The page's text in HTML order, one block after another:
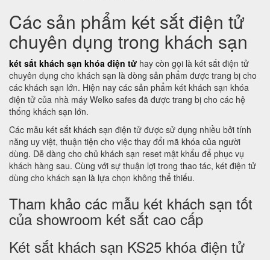
Các sản phẩm két sắt điện tử
chuyên dụng trong khách sạn
két sắt khách sạn khóa điện tử hay còn gọi là két sắt điện tử
chuyên dụng cho khách sạn là dòng sản phẩm được trang bị cho
các khách sạn lớn. Hiện nay các sản phẩm két khách sạn khóa
điện tử của nhà máy Welko safes đã được trang bị cho các hệ
thống khách sạn lớn.
Các mẫu két sắt khách sạn điện tử được sử dụng nhiều bởi tính
năng uy việt, thuận tiện cho việc thay đổi mã khóa của người
dùng. Dễ dàng cho chủ khách sạn reset mật khẩu để phục vụ
khách hàng sau. Cùng với sự thuận lợi trong thao tác, két điện tử
dùng cho khách sạn là lựa chọn không thể thiếu.
Tham khảo các mẫu két khách sạn tốt
của showroom két sắt cao cấp
Két sắt khách sạn KS25 khóa điện tử